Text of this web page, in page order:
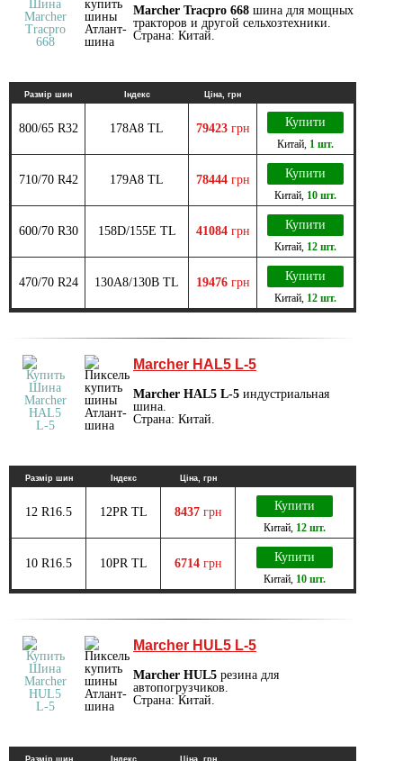
Marcher Tracpro 668 шина для мощных
тракторов и другой сельхозтехники.
Страна: Китай.
Размір шин Індекс Ціна, грн
800/65 R32 178A8 TL 79423 грн Купити
Китай 1 шт.
710/70 R42 179A8 TL 78444 грн Купити
Китай 10 шт.
600/70 R30 158D/155E TL 41084 грн Купити
Китай 12 шт.
470/70 R24 130A8/130B TL 19476 грн Купити
Китай 12 шт.
Marcher HAL5 L-5
Marcher HAL5 L-5 индустриальная
шина.
Страна: Китай.
Размір шин Індекс Ціна, грн
12 R16.5 12PR TL 8437 грн Купити
Китай 12 шт.
10 R16.5 10PR TL 6714 грн Купити
Китай 10 шт.
Marcher HUL5 L-5
Marcher HUL5 резина для
автопогрузчиков.
Страна: Китай.
Размір шин Індекс Ціна, грн